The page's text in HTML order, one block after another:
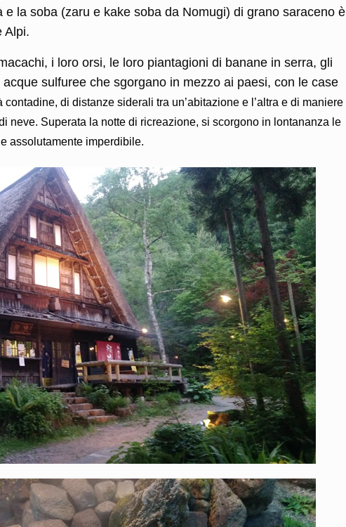
e la soba (zaru e kake soba da Nomugi) di grano saraceno è
Alpi.
i loro orsi, le loro piantagioni di banane in serra, gli
sulfuree che sgorgano in mezzo ai paesi, con le case
di distanze siderali tra un’abitazione e l’altra e di maniere
neve. Superata la notte di ricreazione, si scorgono in lontananza le
assolutamente imperdibile.